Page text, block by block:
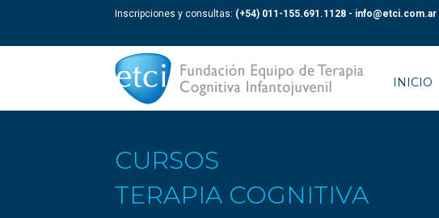
Inscripciones y consultas: (+54) 011-155.691.1128 - info@etci.com.ar
INICIO
CURSOS
TERAPIA COGNITIVA